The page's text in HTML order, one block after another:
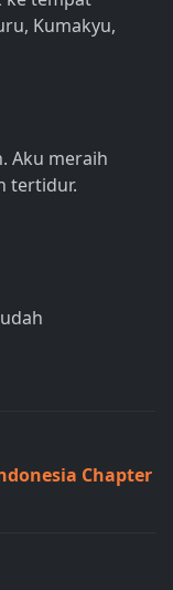
Kumakyu,
Aku meraih
tertidur.
Chapter